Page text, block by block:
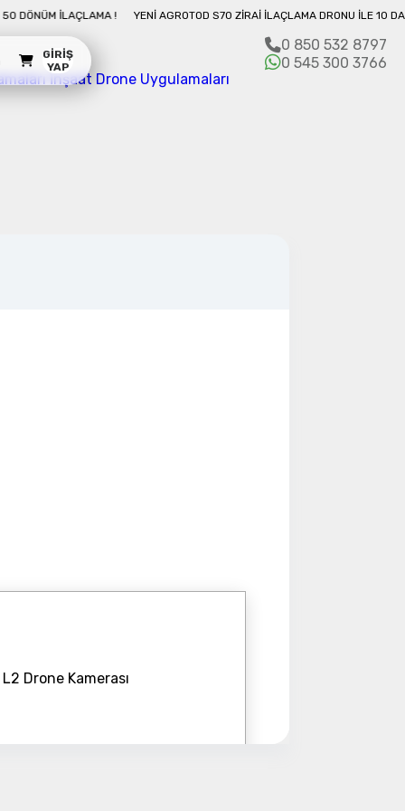
İLE 10 DAKIKADA 50 DÖNÜM İLAÇLAMA ! YENI AGROTOD S70 ZIRAI
GIRIŞ
YAP
0 850 532 8797
0 545 300 3766
İnşaat Drone Uygulamaları